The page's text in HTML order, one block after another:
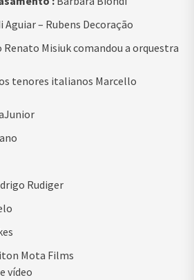
Aguiar – Rubens Decoração
Renato Misiuk comandou a orquestra
tenores italianos Marcello
Rudiger
Mota Films
vídeo